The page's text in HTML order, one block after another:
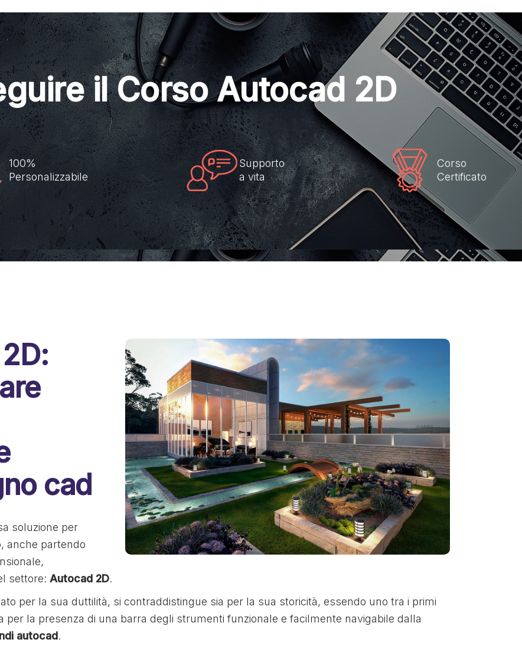
il Corso Autocad 2D
100%
Personalizzabile
Supporto
a vita
Corso
Certificato
cad
soluzione per
anche partendo
settore: Autocad 2D.
per la sua duttilità, si contraddistingue sia per la sua storicità, essendo uno tra i primi
per la presenza di una barra degli strumenti funzionale e facilmente navigabile dalla
autocad.